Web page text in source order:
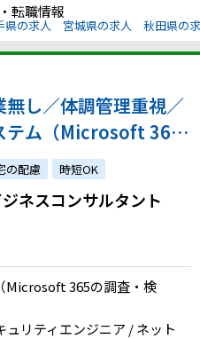
転職情報
県の求人 宮城県の求人 秋田県の
無し／体調管理重視／
テム（Microsoft 365
配慮やご家庭との両
ませんか？
の配慮 時短OK
ネスコンサルタント
Microsoft 365の調査・検
ュリティエンジニア / ネット